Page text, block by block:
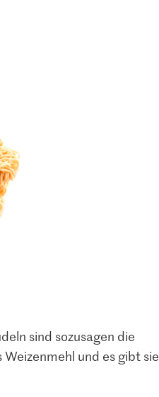
sind sozusagen die
und es gibt sie